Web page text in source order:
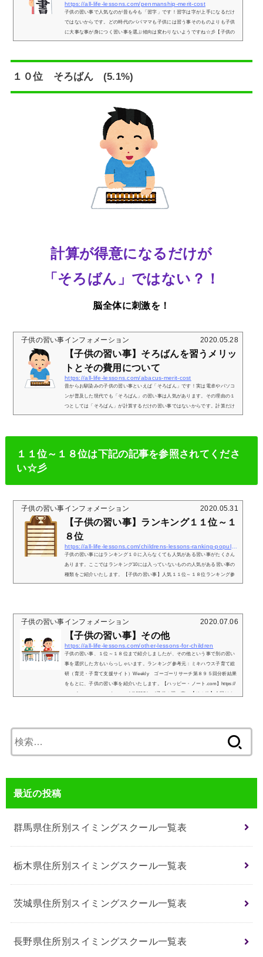
https://all-life-lessons.com/penmanship-merit-cost
子供の習い事で人気なのが昔も今も「習字」です！習字は字が上手になるだけ
ではないからです。どの時代のパパママも子供には習う事そのものよりも子供
に大事な事が身につく習い事を選ぶ傾向は変わりないようですね☆彡【子供の
習い事】習字をならう事のメリットとは？デジタル時代なんだから綺麗な字は
せん！ デジタル時代だからこそ自分の字はキレイでありたいのです！そう思う
パパママが実際に多いようです。習字をならうメリットとは？「字が上手にな
るだけ...
１０位 そろばん (5.1%)
計算が得意になるだけが
「そろばん」ではない？！
脳全体に刺激を！
子供の習い事インフォメーション 2020.05.28
【子供の習い事】そろばんを習うメリッ
トとその費用について
https://all-life-lessons.com/abacus-merit-cost
昔からお馴染みの子供の習い事といえば「そろばん」です！実は電卓やパソコ
ンが普及した現代でも「そろばん」の習い事は人気があります。その理由の１
つとしては「そろばん」が計算するだけの習い事ではないからです。計算だけ
なら電卓があれば十分な現代でなぜ今もなお「そろばん」が人気の習い事なの
す。【子供の習い事】そろばんが人気の理由について（メリット）「そろば
人気の習い...
１１位～１８位は下記の記事を参照されてくださ
い☆彡
子供の習い事インフォメーション 2020.05.31
【子供の習い事】ランキング１１位～１
８位
https://all-life-lessons.com/childrens-lessons-ranking-popularity-11-18
子供の習い事にはランキング１０に入らなくても人気がある習い事がたくさん
あります。ここではランキング10には入っていないものの人気がある習い事の
種類をご紹介いたします。【子供の習い事】人気１１位～１８位ランキング参
考元：ミキハウス子育て総研（育児・子育て支援サイト）Weekly ゴーゴーリ
ダンス (4.7%)ミキハウス子育て総研が2019年10月に調査した「通わせてます
か？...
子供の習い事インフォメーション 2020.07.06
【子供の習い事】その他
https://all-life-lessons.com/other-lessons-for-children
子供の習い事、１位～１８位まで紹介しましたが、その他という事で別の習い
事を選択した方もいらっしゃいます。ランキング参考元：ミキハウス子育て総
研（育児・子育て支援サイト）Weekly ゴーゴーリサーチ第８９５回分析結果
をもとに、子供の習い事を紹介いたします。【ハッピー・ノート.com】https://
www.happy-note.com/research/10895.html子供の習い事 【その他】今回はミ
索:
最近の投稿
群馬県住所別スイミングスクール一覧表
栃木県住所別スイミングスクール一覧表
茨城県住所別スイミングスクール一覧表
長野県住所別スイミングスクール一覧表